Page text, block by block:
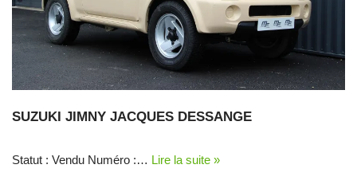
SUZUKI JIMNY JACQUES DESSANGE
Statut : Vendu Numéro :… Lire la suite »